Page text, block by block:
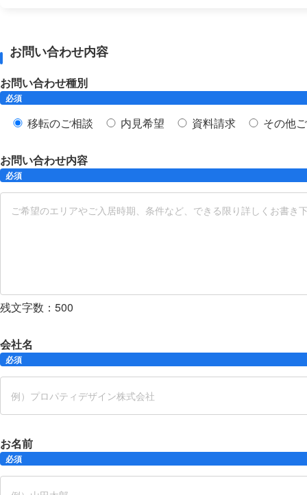
お問い合わせ内容
お問い合わせ種別
必須
移転のご相談 内見希望 資料請求 その他
お問い合わせ内容
必須
残文字数： 500
会社名
必須
お名前
必須